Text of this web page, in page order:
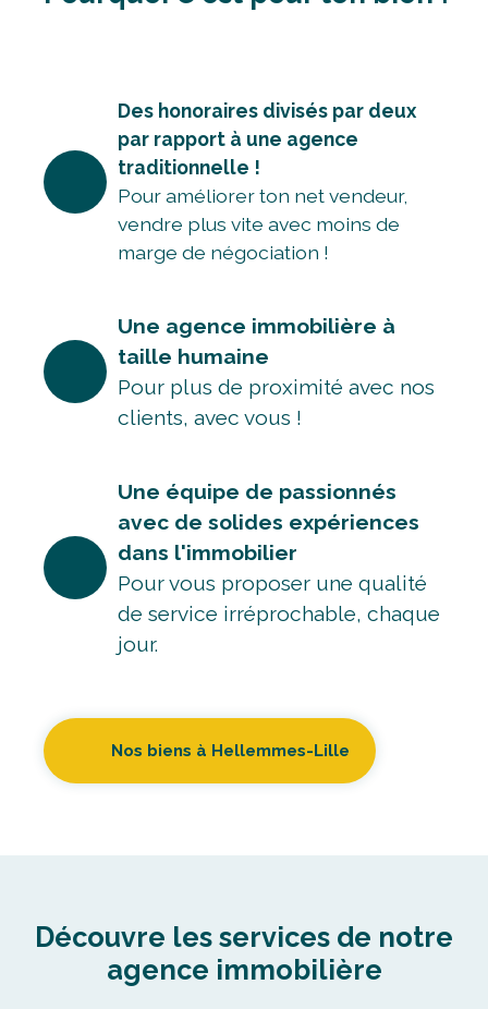
traditionnelle !
Pour améliorer ton net vendeur,
vendre plus vite avec moins de
marge de négociation !
Une agence immobilière à
Pour plus de proximité avec nos
clients, avec vous !
dans l'immobilier
Pour vous proposer une qualité
de service irréprochable, chaque
jour.